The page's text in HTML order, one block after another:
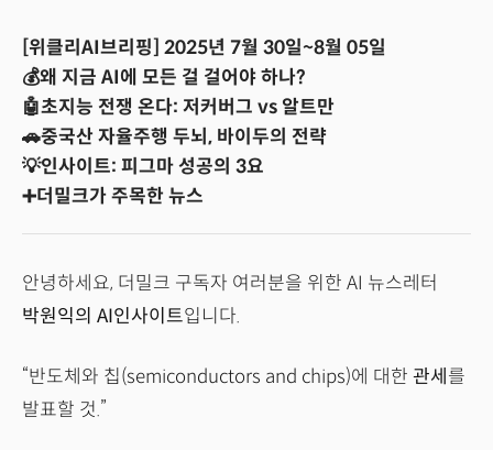
[위클리AI브리핑] 2025년 7월 30일~8월 05일
💰왜 지금 AI에 모든 걸 걸어야 하나?
🤖초지능 전쟁 온다: 저커버그 vs 알트만
🚗중국산 자율주행 두뇌, 바이두의 전략
💡인사이트: 피그마 성공의 3요
➕더밀크가 주목한 뉴스
안녕하세요, 더밀크 구독자 여러분을 위한 AI 뉴스레터
박원익의 AI인사이트입니다.
“반도체와 칩(semiconductors and chips)에 대한 관세 를
발표할 것.”